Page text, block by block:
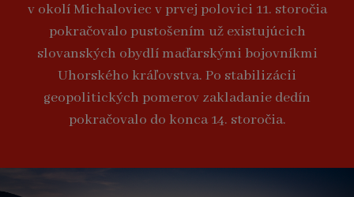
v okolí Michaloviec v prvej polovici 11. storočia
pokračovalo pustošením už existujúcich
slovanských obydlí maďarskými bojovníkmi
Uhorského kráľovstva. Po stabilizácii
geopolitických pomerov zakladanie dedín
pokračovalo do konca 14. storočia.